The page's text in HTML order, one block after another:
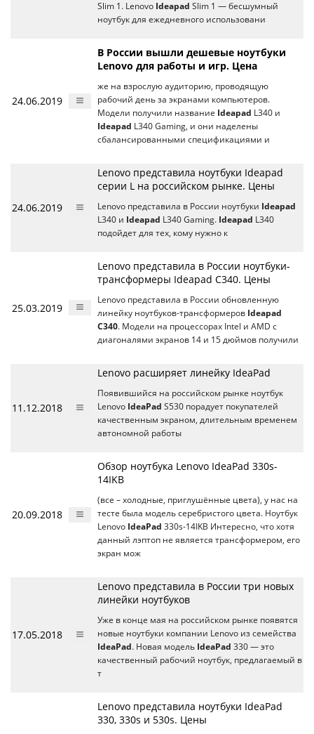
Slim 1. Lenovo Ideapad Slim 1 — бесшумный
ноутбук для ежедневного использовани
24.06.2019
В России вышли дешевые ноутбуки
Lenovo для работы и игр. Цена
же на взрослую аудиторию, проводящую
рабочий день за экранами компьютеров.
Модели получили название Ideapad L340 и
Ideapad L340 Gaming, и они наделены
сбалансированными спецификациями и
24.06.2019
Lenovo представила ноутбуки Ideapad
серии L на российском рынке. Цены
Lenovo представила в России ноутбуки Ideapad
L340 и Ideapad L340 Gaming. Ideapad L340
подойдет для тех, кому нужно к
25.03.2019
Lenovo представила в России ноутбуки-
трансформеры Ideapad C340. Цены
Lenovo представила в России обновленную
линейку ноутбуков-трансформеров Ideapad
C340. Модели на процессорах Intel и AMD с
диагоналями экранов 14 и 15 дюймов получили
11.12.2018
Lenovo расширяет линейку IdeaPad
Появившийся на российском рынке ноутбук
Lenovo IdeaPad S530 порадует покупателей
качественным экраном, длительным временем
автономной работы
20.09.2018
Обзор ноутбука Lenovo IdeaPad 330s-
14IKB
(все – холодные, приглушённые цвета), у нас на
тесте была модель серебристого цвета. Ноутбук
Lenovo IdeaPad 330s-14IKB Интересно, что хотя
данный лэптоп не является трансформером, его
экран мож
17.05.2018
Lenovo представила в России три новых
линейки ноутбуков
Уже в конце мая на российском рынке появятся
новые ноутбуки компании Lenovo из семейства
IdeaPad. Новая модель IdeaPad 330 — это
качественный рабочий ноутбук, предлагаемый в
т
Lenovo представила ноутбуки IdeaPad
330, 330s и 530s. Цены